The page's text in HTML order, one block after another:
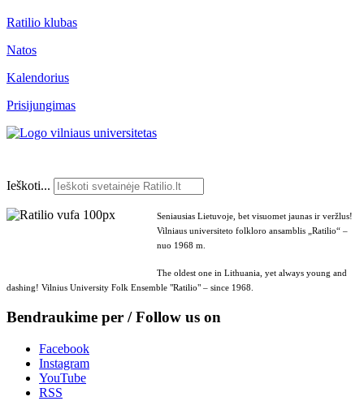
Ratilio klubas
Natos
Kalendorius
Prisijungimas
Ieškoti...
Seniausias Lietuvoje, bet visuomet jaunas ir veržlus!
Vilniaus universiteto folkloro ansamblis „Ratilio“ –
nuo 1968 m.
The oldest one in Lithuania, yet always young and
dashing! Vilnius University Folk Ensemble "Ratilio" – since 1968.
Bendraukime per / Follow us on
Facebook
Instagram
YouTube
RSS